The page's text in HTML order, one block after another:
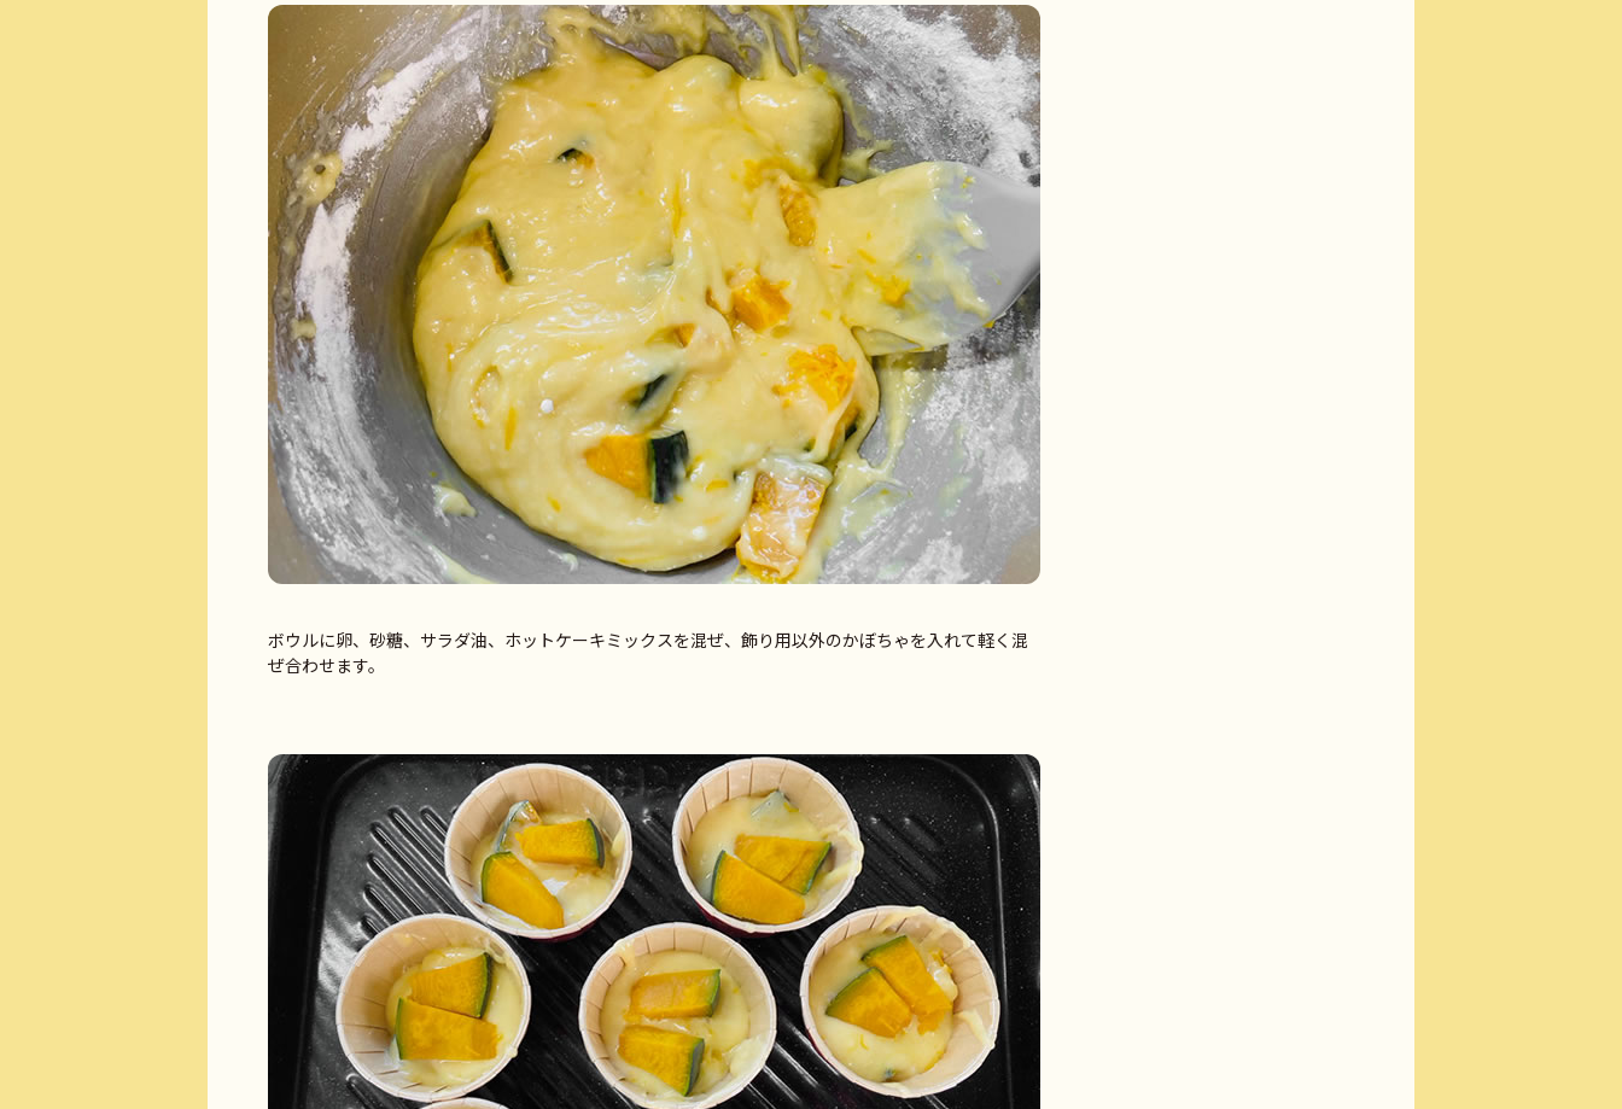
ボウルに卵、砂糖、サラダ油、ホットケーキミックスを混ぜ、飾り用以外のかぼちゃを入れて軽く混
ぜ合わせます。